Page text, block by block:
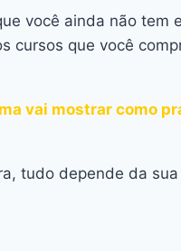
você ainda não tem
cursos que você
vai mostrar como
tudo depende da